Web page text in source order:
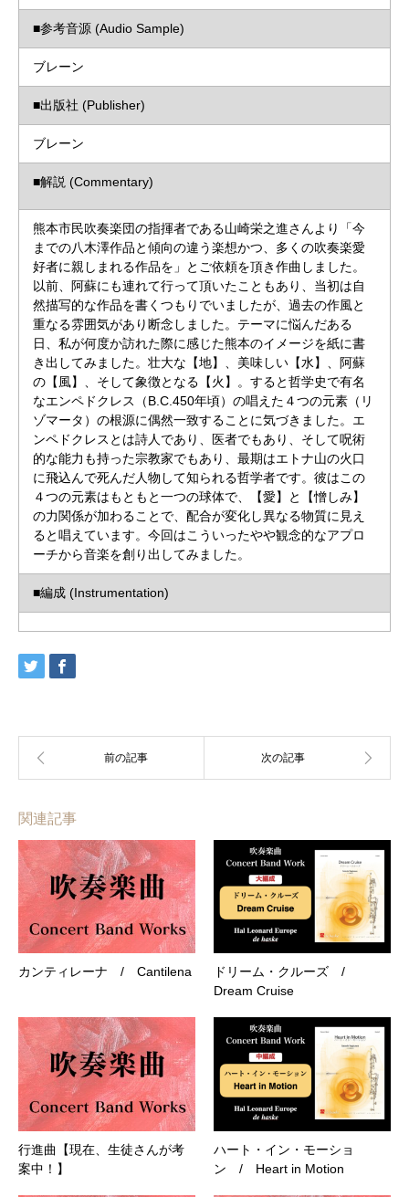
■参考音源 (Audio Sample)
ブレーン
■出版社 (Publisher)
ブレーン
■解説 (Commentary)
熊本市民吹奏楽団の指揮者である山崎栄之進さんより「今
までの八木澤作品と傾向の違う楽想かつ、多くの吹奏楽愛
好者に親しまれる作品を」とご依頼を頂き作曲しました。
以前、阿蘇にも連れて行って頂いたこともあり、当初は自
然描写的な作品を書くつもりでいましたが、過去の作風と
重なる雰囲気があり断念しました。テーマに悩んだある
日、私が何度か訪れた際に感じた熊本のイメージを紙に書
き出してみました。壮大な【地】、美味しい【水】、阿蘇
の【風】、そして象徴となる【火】。すると哲学史で有名
なエンペドクレス（B.C.450年頃）の唱えた４つの元素（リ
ゾマータ）の根源に偶然一致することに気づきました。エ
ンペドクレスとは詩人であり、医者でもあり、そして呪術
的な能力も持った宗教家でもあり、最期はエトナ山の火口
に飛込んで死んだ人物して知られる哲学者です。彼はこの
４つの元素はもともと一つの球体で、【愛】と【憎しみ】
の力関係が加わることで、配合が変化し異なる物質に見え
ると唱えています。今回はこういったやや観念的なアプロ
ーチから音楽を創り出してみました。
■編成 (Instrumentation)
関連記事
カンティレーナ / Cantilena
ドリーム・クルーズ /
Dream Cruise
行進曲【現在、生徒さんが考
案中！】
ハート・イン・モーショ
ン / Heart in Motion